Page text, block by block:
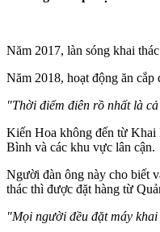
Năm 2017, làn sóng khai
Năm 2018, hoạt động ăn
"Thời điểm điên rồ nhất là
Kiến Hoa không đến từ Khai
Bình và các khu vực lân cận.
Người đàn ông này cho biết
thác thì được đặt hàng từ
"Mọi người đều đặt máy